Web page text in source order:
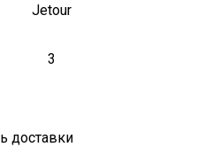
Jetour
3
доставки